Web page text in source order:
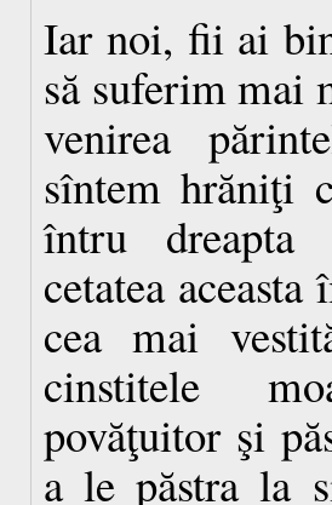
Iar noi, fii ai
să suferim mai
venirea
sîntem hrăniţi
întru dreapta
cetatea aceasta
cea mai
cinstitele
povăţuitor şi
a le păstra la